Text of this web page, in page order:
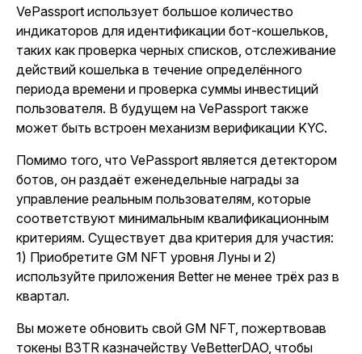
VePassport использует большое количество
индикаторов для идентификации бот-кошельков,
таких как проверка черных списков, отслеживание
действий кошелька в течение определённого
периода времени и проверка суммы инвестиций
пользователя. В будущем на VePassport также
может быть встроен механизм верификации KYC.
Помимо того, что VePassport является детектором
ботов, он раздаёт еженедельные награды за
управление реальным пользователям, которые
соответствуют минимальным квалификационным
критериям. Существует два критерия для участия:
1) Приобретите GM NFT уровня Луны и 2)
используйте приложения Better не менее трёх раз в
квартал.
Вы можете обновить свой GM NFT, пожертвовав
токены B3TR казначейству VeBetterDAO, чтобы